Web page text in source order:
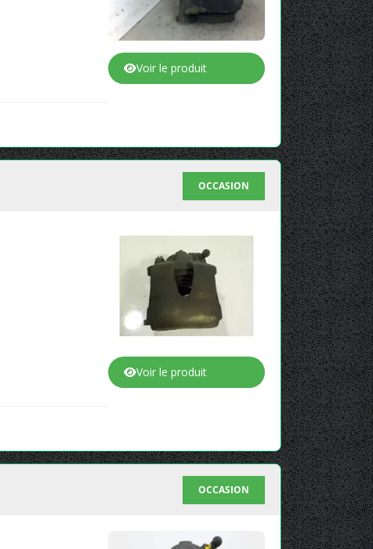
Voir le produit
OCCASION
Voir le produit
OCCASION